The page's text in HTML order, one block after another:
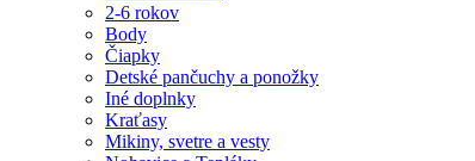
2-6 rokov
Body
Čiapky
Detské pančuchy a ponožky
Iné doplnky
Kraťasy
Mikiny, svetre a vesty